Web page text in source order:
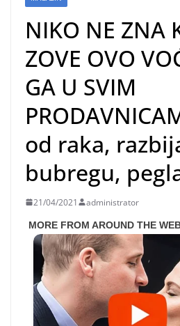
NIKO NE ZNA
ZOVE OVO
GA U SVIM
od raka,
bubregu,
21/04/2021 administrator